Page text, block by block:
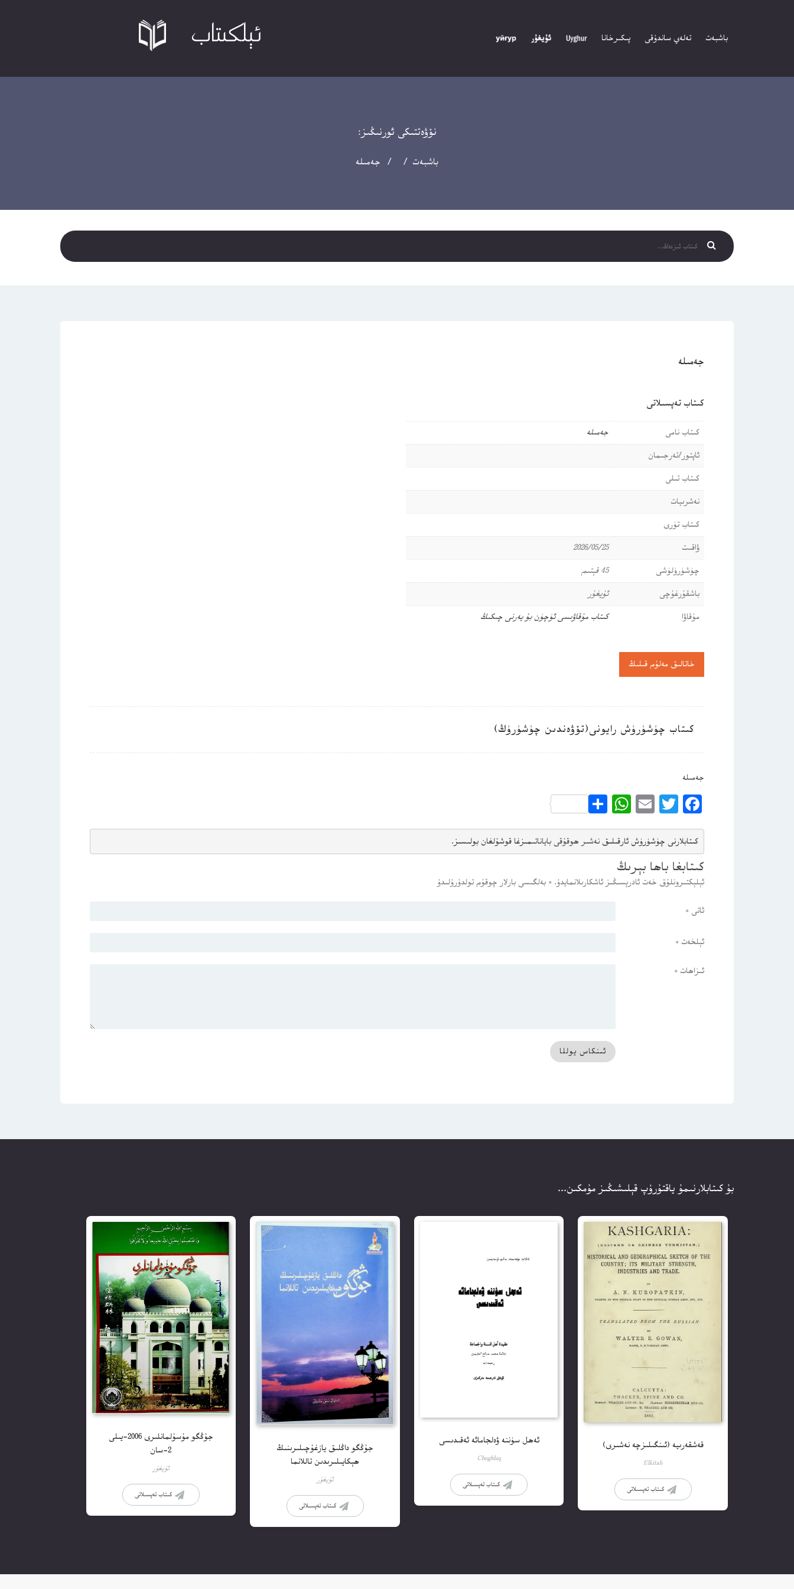
باشبەت تەلەي ساندۇقى پىكىرخانا
نۆۋەتتىكى ئورنىڭىز:
باشبەت / / جەمىلە
جەمىلە
كىتاب تەپسىلاتى
كىتاب نامى
جەمىلە
ئاپتور/تەرجىمان
كىتاب تىلى
نەشرىيات
كىتاب تۈرى
ۋاقىت
2026/05/25
چۈشۈرۈلۈشى
45 قېتىم
باشقۇرغۇچى
ئۇيغۇر
مۇقاۋا
كىتاب مۇقاۋىسى ئۈچۈن بۇ يەرنى چىكىڭ
خاتالىق مەلۇم قىلىڭ
كىتاب چۈشۈرۈش رايونى(تۆۋەندىن چۈشۈرۈڭ)
جەمىلە
Facebook
Twitter
Email
WhatsApp
Share
كىتابلارنى چۈشۈرۈش ئارقىلىق نەشىر ھوقۇقى باياناتىمىزغا قوشۇلغان بولىسىز.
كىتابغا باھا بېرىڭ
ئېلېكتىرونلۇق خەت ئادرېسىڭىز ئاشكارىلانمايدۇ. * بەلگىسى بارلار چوقۇم تولدۇرۇلىدۇ
ئاتى *
ئېلخەت *
ئىزاھات *
بۇ كىتابلارنىمۇ ياقتۇرۇپ قېلىشىڭىز مۇمكىن...
قەشقەرىيە (ئىنگىلىزچە نەشىرى)
Elkitab
كىتاب تەپسىلاتى
ئەھل سۈننە ۋەلجامائە ئەقىدىسى
Choghluq
كىتاب تەپسىلاتى
جۇڭگو داڭلىق يازغۇچىلىرىنىڭ
ھېكايىلىرىدىن تاللانما
ئۇيغۇر
كىتاب تەپسىلاتى
جۇڭگو مۇسۇلمانلىرى 2006-يىلى
2-سان
ئۇيغۇر
كىتاب تەپسىلاتى